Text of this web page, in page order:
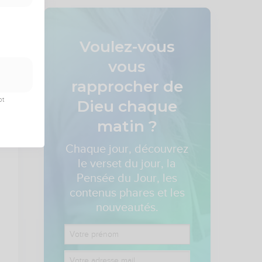
Voulez-vous
vous
rapprocher de
Dieu chaque
matin ?
Chaque jour, découvrez
le verset du jour, la
Pensée du Jour, les
contenus phares et les
nouveautés.